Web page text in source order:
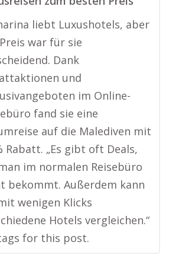
liebt Luxushotels, aber
war für sie
Dank
und
im Online-
fand sie eine
auf die Malediven mit
Rabatt. „Es gibt oft Deals,
im normalen Reisebüro
bekommt. Außerdem kann
wenigen Klicks
Hotels vergleichen.“
for this post.